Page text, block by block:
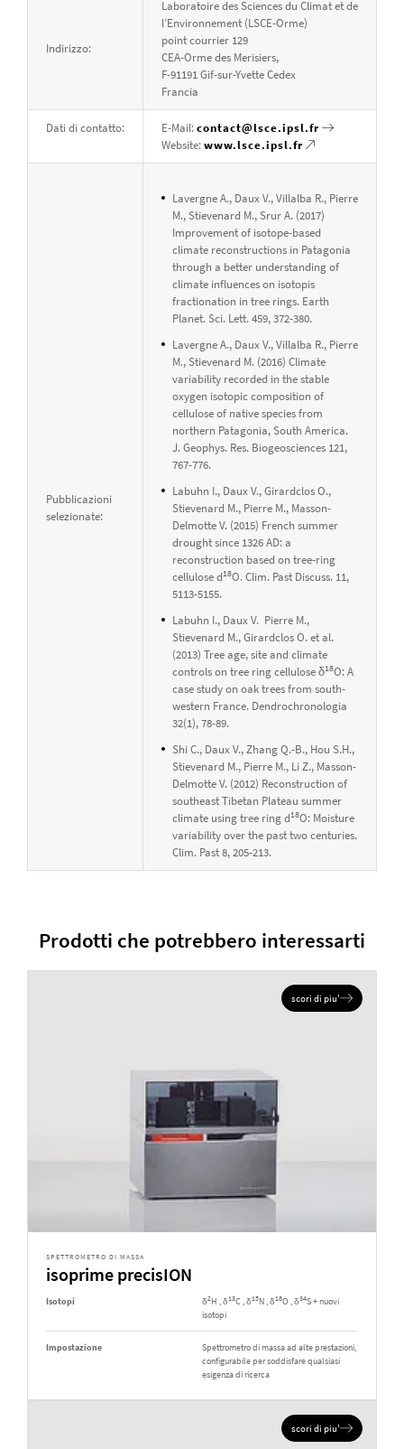
Indirizzo:
Laboratoire des Sciences du Climat et de
l’Environnement (LSCE-Orme)
point courrier 129
CEA-Orme des Merisiers,
F-91191 Gif-sur-Yvette Cedex
Francia
Dati di contatto: E-Mail:contact@lsce.ipsl.fr
Website:www.lsce.ipsl.fr
Pubblicazioni
selezionate:
Lavergne A., Daux V., Villalba R., Pierre
M., Stievenard M., Srur A. (2017)
Improvement of isotope-based
climate reconstructions in Patagonia
through a better understanding of
climate influences on isotopis
fractionation in tree rings. Earth
Planet. Sci. Lett. 459, 372-380.
Lavergne A., Daux V., Villalba R., Pierre
M., Stievenard M. (2016) Climate
variability recorded in the stable
oxygen isotopic composition of
cellulose of native species from
northern Patagonia, South America.
J. Geophys. Res. Biogeosciences 121,
767-776.
Labuhn I., Daux V., Girardclos O.,
Stievenard M., Pierre M., Masson-
Delmotte V. (2015) French summer
drought since 1326 AD: a
reconstruction based on tree-ring
cellulose d18O. Clim. Past Discuss. 11,
5113-5155.
Labuhn I., Daux V. Pierre M.,
Stievenard M., Girardclos O. et al.
(2013) Tree age, site and climate
controls on tree ring cellulose δ18O: A
case study on oak trees from south-
western France. Dendrochronologia
32(1), 78-89.
Shi C., Daux V., Zhang Q.-B., Hou S.H.,
Stievenard M., Pierre M., Li Z., Masson-
Delmotte V. (2012) Reconstruction of
southeast Tibetan Plateau summer
climate using tree ring d18O: Moisture
variability over the past two centuries.
Clim. Past 8, 205-213.
Prodotti che potrebbero interessarti
scori di piu'
SPETTROMETRO DI MASSA
isoprime precisION
Isotopi δ2H , δ13C , δ15N , δ18O , δ34S + nuovi
isotopi
Impostazione
Spettrometro di massa ad alte prestazioni,
configurabile per soddisfare qualsiasi
esigenza di ricerca
scori di piu'